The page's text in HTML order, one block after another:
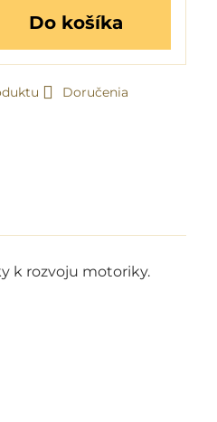
Do košíka
Doručenia
k rozvoju motoriky.